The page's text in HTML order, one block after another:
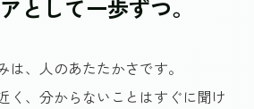
として一歩ずつ。
は、人のあたたかさです。
く、分からないことはすぐに聞け